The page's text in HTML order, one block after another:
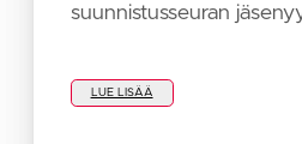
suunnistusseuran
LUE LISÄÄ